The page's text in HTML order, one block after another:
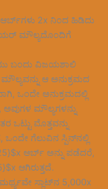
2x ನಿಂದ ಹಿಡಿದು
ಮೌಲ್ಯದೊಂದಿಗೆ
ಬಂದು ವಿಜಯಶಾಲಿ
ಆ ಅನುಕ್ರಮದ
ಒಂದೇ ಅನುಕ್ರಮದಲ್ಲಿ
ಮೌಲ್ಯಗಳನ್ನು
ಒಟ್ಟು ಮೊತ್ತವನ್ನು
ಗೆಲುವಿನ ಸ್ಪಿನ್‌ನಲ್ಲಿ
ಆರ್ಬ್ ಅನ್ನು ಪಡೆದರೆ,
ಆಗಿರುತ್ತದೆ.
ಸ್ಲಾಟ್‌ನ 5,000x